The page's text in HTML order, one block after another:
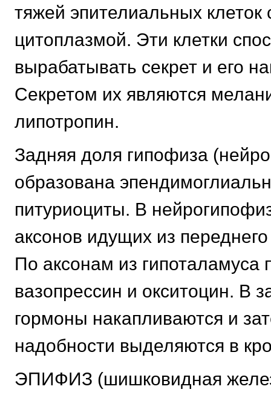
тяжей эпителиальных
цитоплазмой. Эти клетки
вырабатывать секрет и его
Секретом их являются
липотропин.
Задняя доля гипофиза
образована
питуриоциты. В
аксонов идущих из
По аксонам из гипоталамуса
вазопрессин и окситоцин. В
гормоны накапливаются и
надобности выделяются в
ЭПИФИЗ (шишковидная